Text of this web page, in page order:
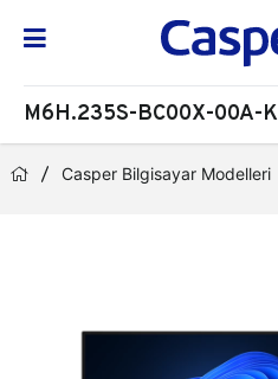
M6H.235S-BC00X-00A-K
Casper Bilgisayar Modelleri